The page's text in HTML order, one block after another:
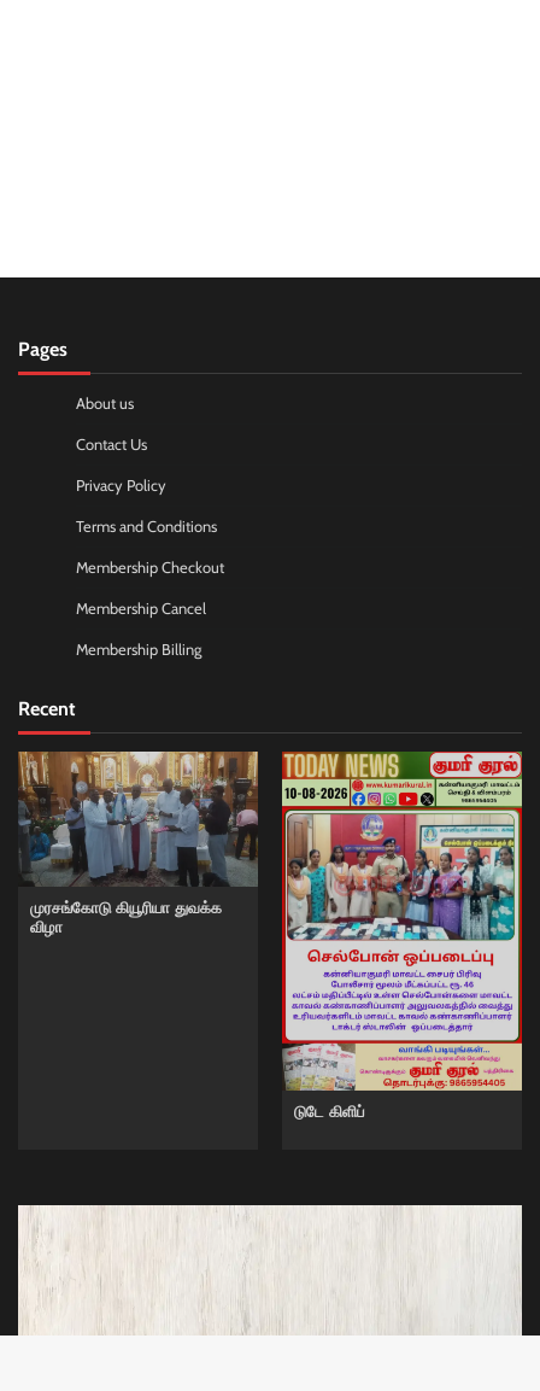
Pages
About us
Contact Us
Privacy Policy
Terms and Conditions
Membership Checkout
Membership Cancel
Membership Billing
Recent
முரசங்கோடு கியூரியா துவக்க
விழா
டுடே கிளிப்